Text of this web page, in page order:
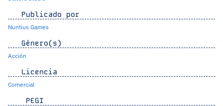
Publicado por
Nuntius Games
Género(s)
Acción
Licencia
Comercial
PEGI